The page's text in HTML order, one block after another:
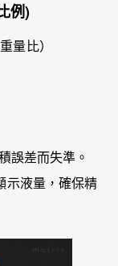
例)
量比）
誤差而失準。
示液量，確保精